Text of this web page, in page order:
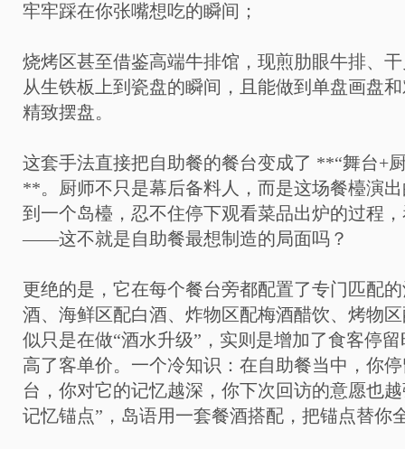
牢牢踩在你张嘴想吃的瞬间；
烧烤区甚至借鉴高端牛排馆，现煎肋眼牛排、
从生铁板上到瓷盘的瞬间，且能做到单盘画盘
精致摆盘。
这套手法直接把自助餐的餐台变成了 **“舞台+
**。厨师不只是幕后备料人，而是这场餐檯演
到一个岛檯，忍不住停下观看菜品出炉的过程
——这不就是自助餐最想制造的局面吗？
更绝的是，它在每个餐台旁都配置了专门匹配
酒、海鲜区配白酒、炸物区配梅酒醋饮、烤物
似只是在做“酒水升级”，实则是增加了食客停
高了客单价。一个冷知识：在自助餐当中，你
台，你对它的记忆越深，你下次回访的意愿也
记忆锚点”，岛语用一套餐酒搭配，把锚点替你